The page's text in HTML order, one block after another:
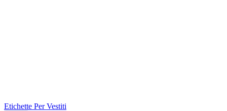
Etichette Per Vestiti